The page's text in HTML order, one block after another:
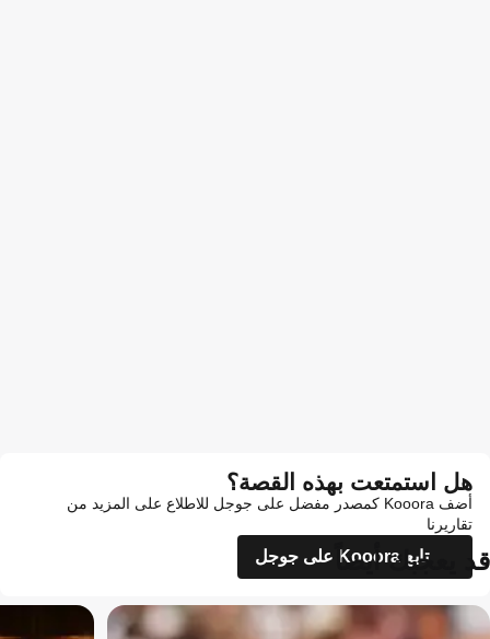
هل استمتعت بهذه القصة؟
أضف Kooora كمصدر مفضل على جوجل للاطلاع على المزيد من
تقاريرنا
تابع Kooora على جوجل
قد يعجبك أيضاً